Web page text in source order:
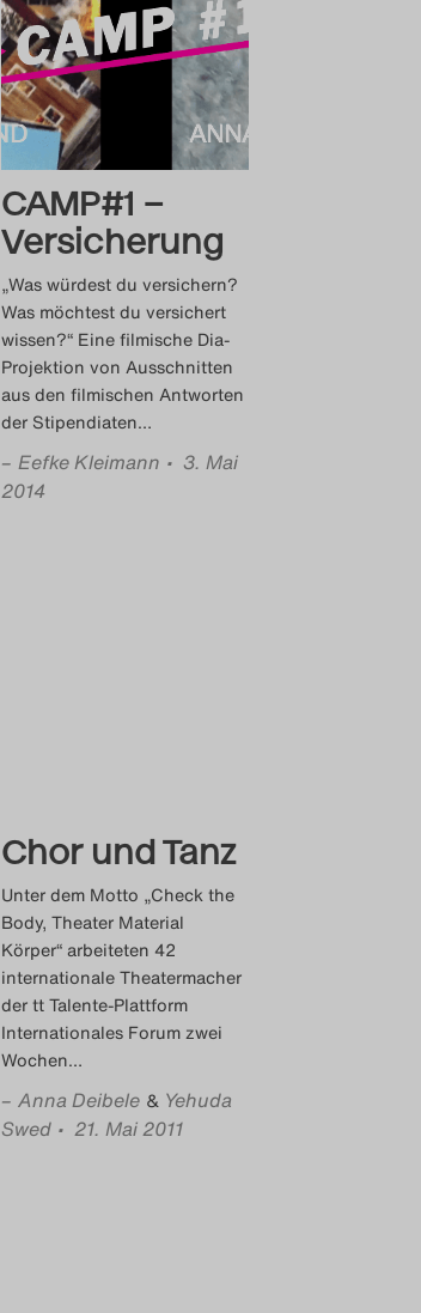
CAMP#1 –
Versicherung
„Was würdest du versichern?
Was möchtest du versichert
wissen?“ Eine filmische Dia-
Projektion von Ausschnitten
aus den filmischen Antworten
der Stipendiaten…
– Eefke Kleimann • 3. Mai
2014
Chor und Tanz
Unter dem Motto „Check the
Body, Theater Material
Körper“ arbeiteten 42
internationale Theatermacher
der tt Talente-Plattform
Internationales Forum zwei
Wochen…
– Anna Deibele & Yehuda
Swed • 21. Mai 2011